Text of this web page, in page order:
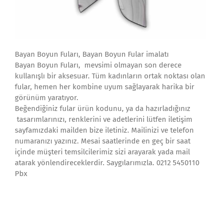
Bayan Boyun Fuları, Bayan Boyun Fular imalatı
Bayan Boyun Fuları, mevsimi olmayan son derece
kullanışlı bir aksesuar. Tüm kadınların ortak noktası olan
fular, hemen her kombine uyum sağlayarak harika bir
görünüm yaratıyor.
Beğendiğiniz fular ürün kodunu, ya da hazırladığınız
tasarımlarınızı, renklerini ve adetlerini lütfen iletişim
sayfamızdaki mailden bize iletiniz. Mailinizi ve telefon
numaranızı yazınız. Mesai saatlerinde en geç bir saat
içinde müşteri temsilcilerimiz sizi arayarak yada mail
atarak yönlendireceklerdir. Saygılarımızla. 0212 5450110
Pbx